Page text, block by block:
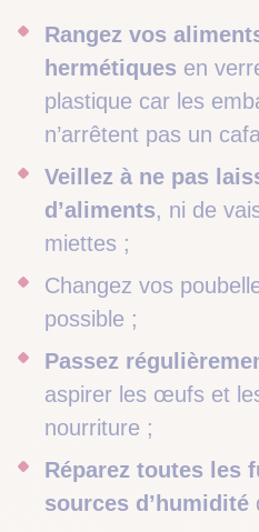
Rangez vos
hermétiques en
plastique car les
n’arrêtent pas un
Veillez à ne pas
d’aliments, ni de
miettes ;
Changez vos
possible ;
Passez
aspirer les œufs et
nourriture ;
Réparez toutes les
sources d’humidité